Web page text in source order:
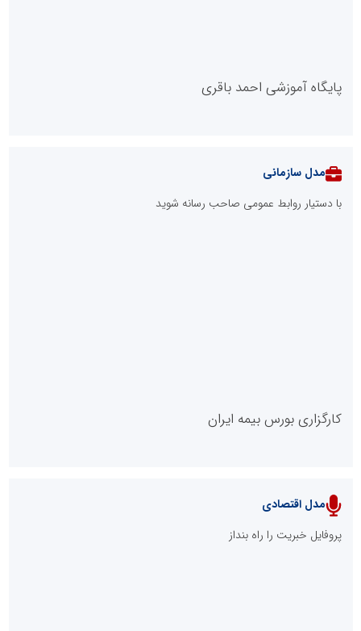
پایگاه آموزشی احمد باقری
پایگاه خبری نهضت ملی مسکن
مدل سازمانی
با دستیار روابط عمومی صاحب رسانه شوید
کارگزاری بورس بیمه ایران
مدل اقتصادی
پروفایل خبریت را راه بنداز